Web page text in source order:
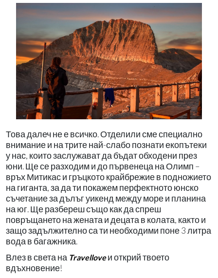
Това далеч не е всичко. Отделили сме специално
внимание и на трите най-слабо познати екопътеки
у нас, които заслужават да бъдат обходени през
юни. Ще се разходим и до първенеца на Олимп –
връх Митикас и гръцкото крайбрежие в подножието
на гиганта, за да ти покажем перфектното юнско
съчетание за дълъг уикенд между море и планина
на юг. Ще разбереш също как да спреш
повръщането на жената и децата в колата, както и
защо задължително са ти необходими поне 3 литра
вода в багажника.
Влез в света на Travelloveи открий твоето
вдъхновение!